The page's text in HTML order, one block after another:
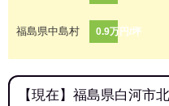
福島県中島村 0.9万円/坪
【現在】福島県白河市